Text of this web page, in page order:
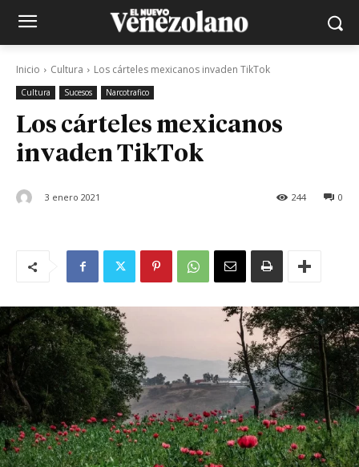
Inicio Cultura Los cárteles mexicanos invaden TikTok
Cultura Sucesos Narcotrafico
Los cárteles mexicanos
invaden TikTok
3 enero 2021 0
244